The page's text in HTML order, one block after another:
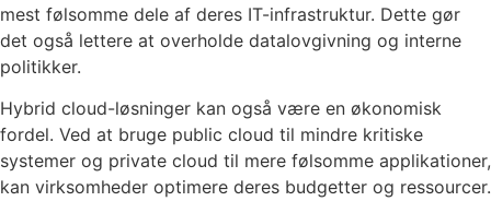
mest følsomme dele af deres IT-infrastruktur. Dette gør
det også lettere at overholde datalovgivning og interne
politikker.
Hybrid cloud-løsninger kan også være en økonomisk
fordel. Ved at bruge public cloud til mindre kritiske
systemer og private cloud til mere følsomme applikationer,
kan virksomheder optimere deres budgetter og ressourcer.